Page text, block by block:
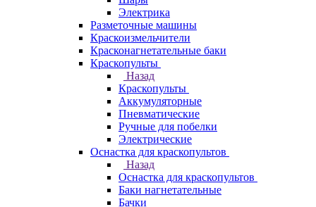
Электрика
Разметочные машины
Краскоизмельчители
Красконагнетательные баки
Краскопульты
Назад
Краскопульты
Аккумуляторные
Пневматические
Ручные для побелки
Электрические
Оснастка для краскопультов
Назад
Оснастка для краскопультов
Баки нагнетательные
Бачки